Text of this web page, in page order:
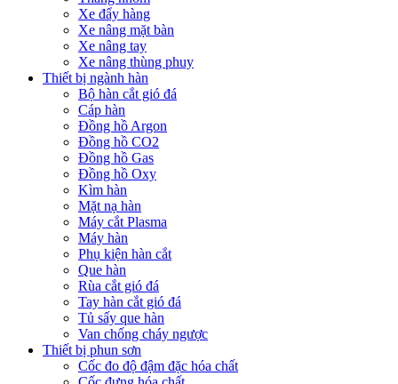
Xe đẩy hàng
Xe nâng mặt bàn
Xe nâng tay
Xe nâng thùng phuy
Thiết bị ngành hàn
Bộ hàn cắt gió đá
Cáp hàn
Đồng hồ Argon
Đồng hồ CO2
Đồng hồ Gas
Đồng hồ Oxy
Kìm hàn
Mặt nạ hàn
Máy cắt Plasma
Máy hàn
Phụ kiện hàn cắt
Que hàn
Rùa cắt gió đá
Tay hàn cắt gió đá
Tủ sấy que hàn
Van chống cháy ngược
Thiết bị phun sơn
Cốc đo độ đậm đặc hóa chất